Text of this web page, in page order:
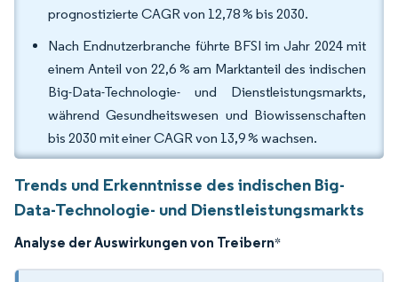
prognostizierte CAGR von 12,78 % bis 2030.
Nach Endnutzerbranche führte BFSI im Jahr 2024 mit
einem Anteil von 22,6 % am Marktanteil des indischen
Big-Data-Technologie- und Dienstleistungsmarkts,
während Gesundheitswesen und Biowissenschaften
bis 2030 mit einer CAGR von 13,9 % wachsen.
Trends und Erkenntnisse des indischen Big-
Data-Technologie- und Dienstleistungsmarkts
Analyse der Auswirkungen von Treibern*